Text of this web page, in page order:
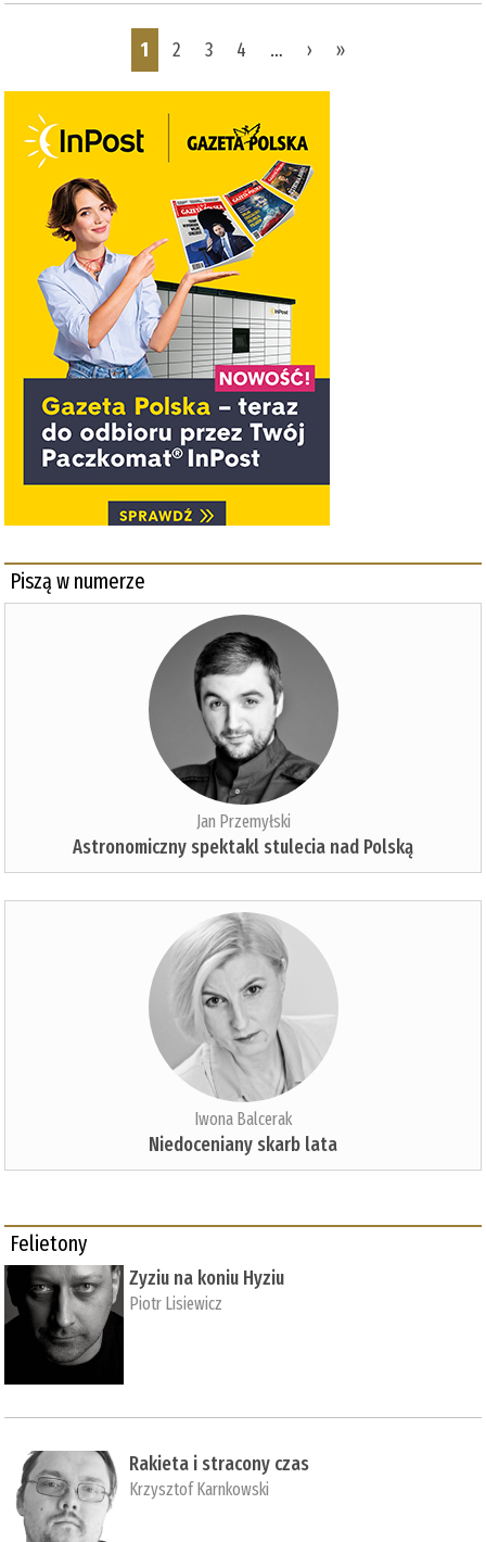
1 2 3 4 … › »
Piszą w numerze
Jan Przemyłski
Astronomiczny spektakl stulecia nad Polską
Iwona Balcerak
Niedoceniany skarb lata
Felietony
Zyziu na koniu Hyziu
Piotr Lisiewicz
Rakieta i stracony czas
Krzysztof Karnkowski